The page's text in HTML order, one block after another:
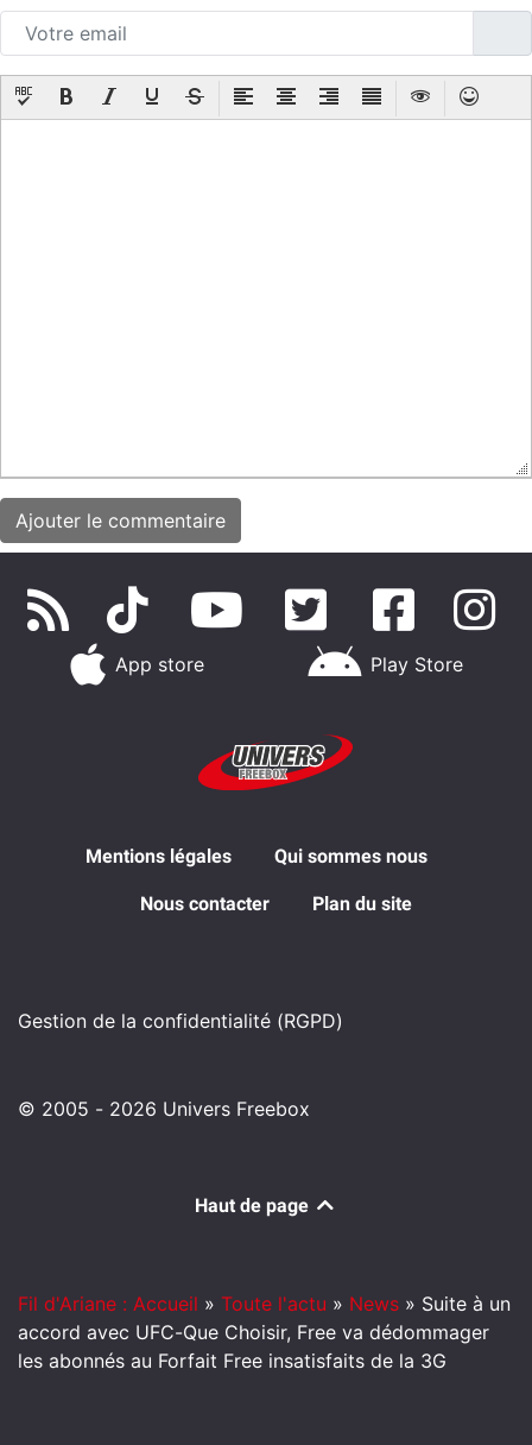
App store Play Store
Mentions légales Qui sommes nous
Nous contacter Plan du site
Gestion de la confidentialité (RGPD)
© 2005 - 2026 Univers Freebox
Haut de page
Fil d'Ariane : Accueil » Toute l'actu » News » Suite à un
accord avec UFC-Que Choisir, Free va dédommager
les abonnés au Forfait Free insatisfaits de la 3G